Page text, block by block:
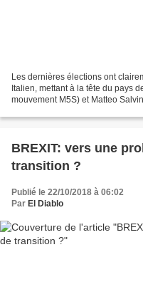
Les dernières élections ont
Italien, mettant à la tête du pays
mouvement M5S) et Matteo
BREXIT: vers une
transition ?
Publié le 22/10/2018 à 06:02
Par El Diablo